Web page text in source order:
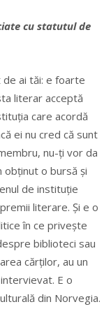
cu statutul de
ai tăi: e foarte
literar acceptă
care acordă
ei nu cred că sunt
nu-ți vor da
obținut o bursă și
de instituție
literare. Și e o
în ce privește
biblioteci sau
cărților, au un
E o
din Norvegia.